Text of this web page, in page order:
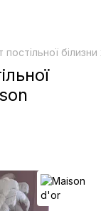
постільної